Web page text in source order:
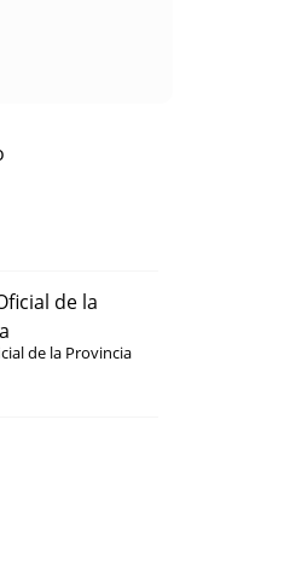
de la
de la Provincia